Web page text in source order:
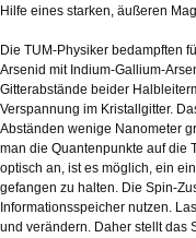
Hilfe eines starken, äußeren
Die TUM-Physiker bedampften
Arsenid mit Indium-Gallium-
Gitterabstände beider
Verspannung im Kristallgitter.
Abständen wenige Nanometer
man die Quantenpunkte auf die
optisch an, ist es möglich, ein
gefangen zu halten. Die Spin-
Informationsspeicher nutzen.
und verändern. Daher stellt das